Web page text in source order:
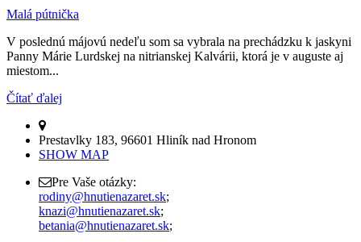
Malá pútnička
V poslednú májovú nedeľu som sa vybrala na prechádzku k jaskyni
Panny Márie Lurdskej na nitrianskej Kalvárii, ktorá je v auguste aj
miestom...
Čítať ďalej
Prestavlky 183, 96601 Hliník nad Hronom
SHOW MAP
Pre Vaše otázky:
rodiny@hnutienazaret.sk;
knazi@hnutienazaret.sk;
betania@hnutienazaret.sk;